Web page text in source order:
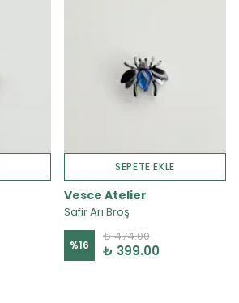
SEPETE EKLE
Vesce Atelier
Safir Arı Broş
%16
₺ 474.00
₺ 399.00